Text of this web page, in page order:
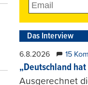
Das Interview
6.8.2026 15
„Deutschland
Ausgerechnet